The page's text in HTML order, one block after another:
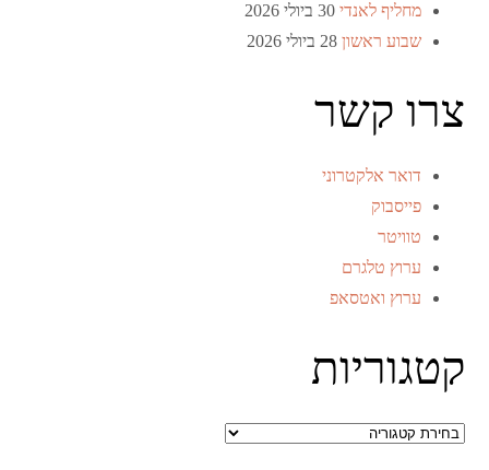
מחליף לאנדי 30 ביולי 2026
שבוע ראשון 28 ביולי 2026
צרו קשר
דואר אלקטרוני
פייסבוק
טוויטר
ערוץ טלגרם
ערוץ ואטסאפ
קטגוריות
קטגוריות